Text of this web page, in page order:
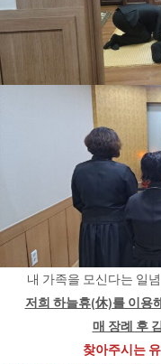
내 가족을 모신다는 일
저희 하늘휴(休)를 이용
매 장례 후
찾아주시는